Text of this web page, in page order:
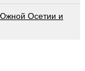
Осетии и